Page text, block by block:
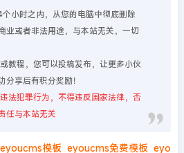
小时之内，从您的电脑中彻底删除
业或者非法用途，与本站无关，一切
教程，您可以投稿发布，让更多小伙
享后有积分奖励！
法犯罪行为，不得违反国家法律，否
任与本站无关
eyoucms模板 eyoucms免费模板 eyo